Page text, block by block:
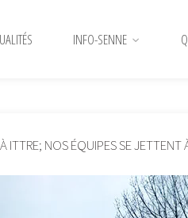
INFO-SENNE
ITTRE; NOS ÉQUIPES SE JETTENT